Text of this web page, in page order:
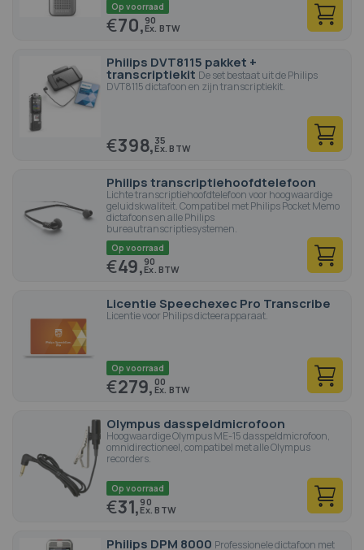
Op voorraad
€70,90
Philips DVT8115 pakket +
transcriptiekit De set bestaat uit de Philips
DVT8115 dictafoon en zijn transcriptiekit.
€398,35
Philips transcriptiehoofdtelefoon
Lichte transcriptiehoofdtelefoon voor hoogwaardige
geluidskwaliteit. Compatibel met Philips Pocket Memo
dictafoons en alle Philips
bureautranscriptiesystemen.
Op voorraad
€49,90
Licentie Speechexec Pro Transcribe
Licentie voor Philips dicteerapparaat.
Op voorraad
€279,00
Olympus dasspeldmicrofoon
Hoogwaardige Olympus ME-15 dasspeldmicrofoon,
omnidirectioneel, compatibel met alle Olympus
recorders.
Op voorraad
€31,90
Philips DPM 8000 Professionele dictafoon met